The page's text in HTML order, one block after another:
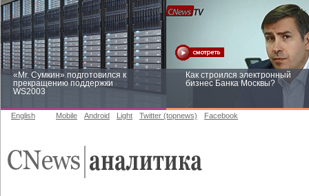
«Mr. Сумкин» подготовился к
прекращению поддержки
WS2003
Как строился электронный
бизнес Банка Москвы?
English Mobile Android Light Twitter (topnews) Facebook